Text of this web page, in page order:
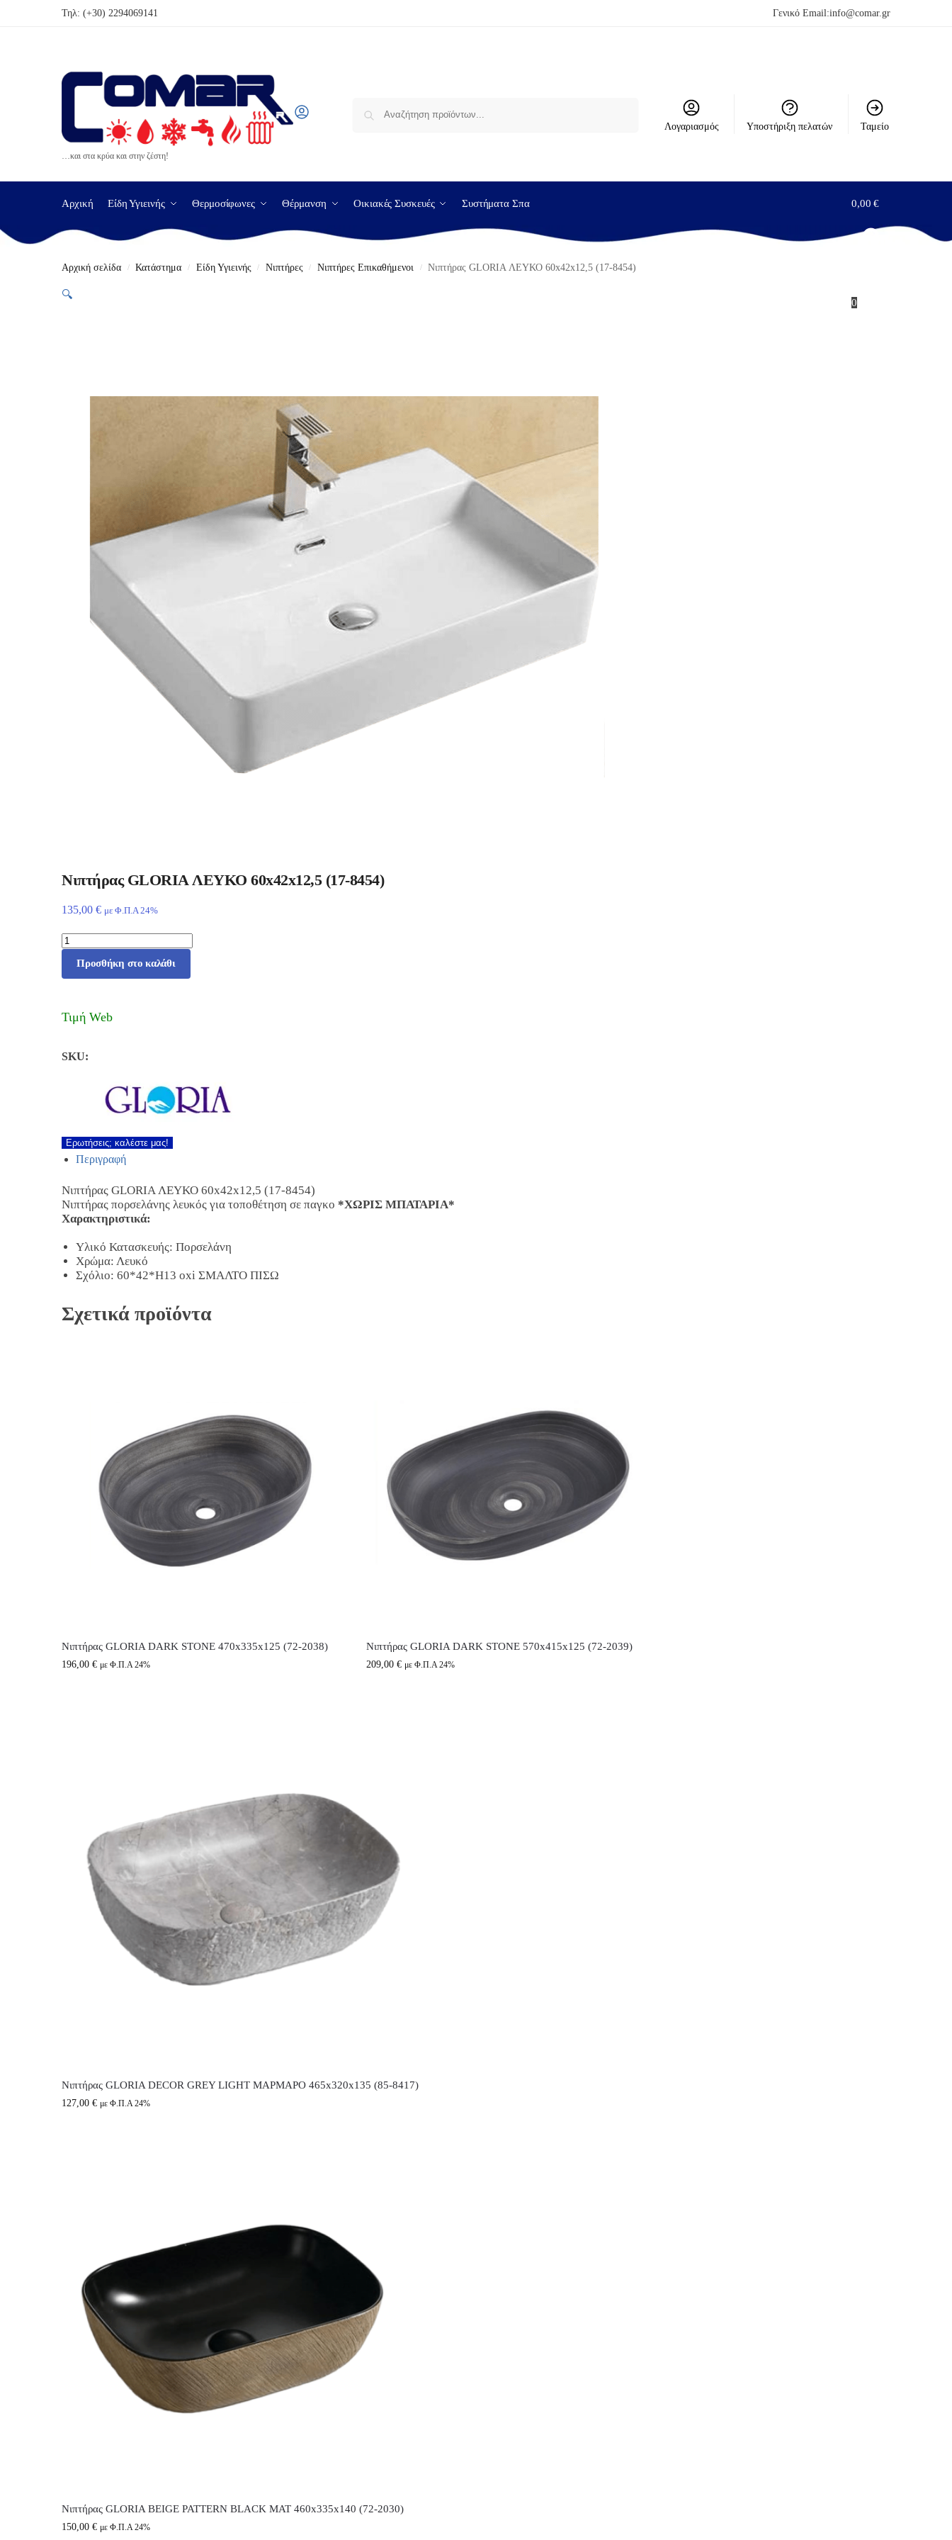
Τηλ: (+30) 2294069141 Γενικό Email:info@comar.gr
…και στα κρύα και στην ζέστη!
Λογαριασμός Υποστήριξη πελατών Ταμείο
Αρχική Είδη Υγιεινής Θερμοσίφωνες Θέρμανση Οικιακές Συσκευές Συστήματα Σπα 0,00€
0
Αρχική σελίδα / Κατάστημα / Είδη Υγιεινής / Νιπτήρες / Νιπτήρες Επικαθήμενοι / Νιπτήρας GLORIA ΛΕΥΚΟ 60x42x12,5 (17-8454)
🔍
Νιπτήρας GLORIA ΛΕΥΚΟ 60x42x12,5 (17-8454)
135,00 € με Φ.Π.Α 24%
Προσθήκη στο καλάθι
Τιμή Web
SKU:
Ερωτήσεις; καλέστε μας!
Περιγραφή
Νιπτήρας GLORIA ΛΕΥΚΟ 60x42x12,5 (17-8454)
Νιπτήρας πορσελάνης λευκός για τοποθέτηση σε παγκο *ΧΩΡΙΣ ΜΠΑΤΑΡΙΑ*
Χαρακτηριστικά:
Υλικό Κατασκευής: Πορσελάνη
Χρώμα: Λευκό
Σχόλιο: 60*42*Η13 oxi ΣΜΑΛΤΟ ΠΙΣΩ
Σχετικά προϊόντα
Νιπτήρας GLORIA DARK STONE 470x335x125 (72-2038)
196,00 € με Φ.Π.Α 24%
Νιπτήρας GLORIA DARK STONE 570x415x125 (72-2039)
209,00 € με Φ.Π.Α 24%
Νιπτήρας GLORIA DECOR GREY LIGHT ΜΑΡΜΑΡΟ 465x320x135 (85-8417)
127,00 € με Φ.Π.Α 24%
Νιπτήρας GLORIA BEIGE PATTERN BLACK MAT 460x335x140 (72-2030)
150,00 € με Φ.Π.Α 24%